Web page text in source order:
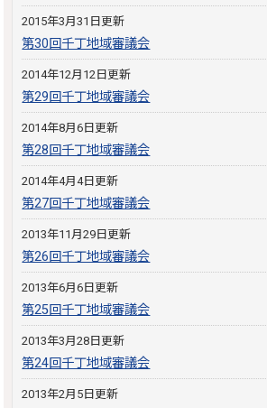
2015年3月31日更新
第30回千丁地域審議会
2014年12月12日更新
第29回千丁地域審議会
2014年8月6日更新
第28回千丁地域審議会
2014年4月4日更新
第27回千丁地域審議会
2013年11月29日更新
第26回千丁地域審議会
2013年6月6日更新
第25回千丁地域審議会
2013年3月28日更新
第24回千丁地域審議会
2013年2月5日更新